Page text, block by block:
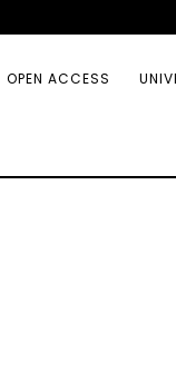
OPEN ACCESS